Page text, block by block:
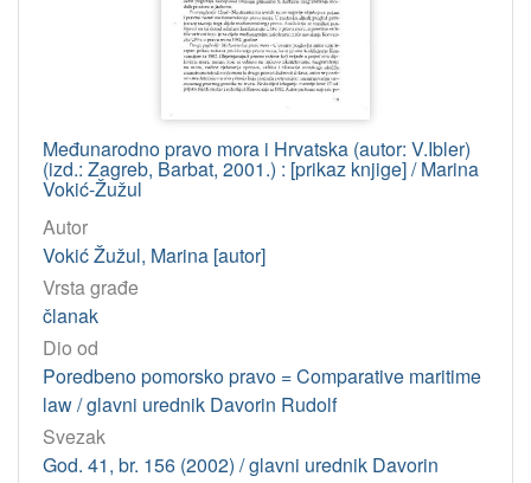
Međunarodno pravo mora i Hrvatska (autor: V.Ibler)
(izd.: Zagreb, Barbat, 2001.) : [prikaz knjige] / Marina
Vokić-Žužul
Autor
Vokić Žužul, Marina [autor]
Vrsta građe
članak
Dio od
Poredbeno pomorsko pravo = Comparative maritime
law / glavni urednik Davorin Rudolf
Svezak
God. 41, br. 156 (2002) / glavni urednik Davorin